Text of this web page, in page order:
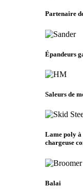
Partenaire
Épandeurs
Saleurs de
Lame poly à
chargeuse
Balai